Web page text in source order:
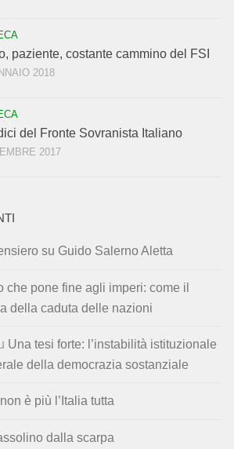
paziente, costante cammino del FSI
2018
del Fronte Sovranista Italiano
2017
su Guido Salerno Aletta
che pone fine agli imperi: come il
della caduta delle nazioni
Una tesi forte: l’instabilità istituzionale
della democrazia sostanziale
è più l’Italia tutta
dalla scarpa